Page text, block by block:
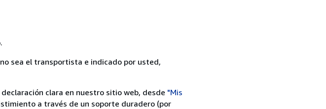
sea el transportista e indicado por usted,
clara en nuestro sitio web, desde "Mis
a través de un soporte duradero (por